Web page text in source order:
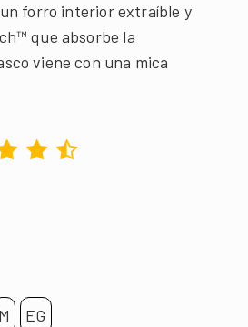
forro interior extraíble y
que absorbe la
viene con una mica
M EG